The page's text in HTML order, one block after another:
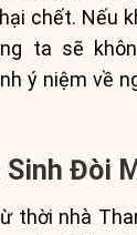
chết. Nếu
ta sẽ
ý niệm về
Sinh Đòi
thời nhà